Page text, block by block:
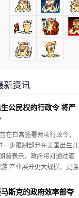
新资讯
公民权的行政令 将严
在白宫签署两项行政令，
一步限制部分在美国出生儿
普表示，政府将对通过酒
”产业展开更大规模、更强
斯克的政府效率部夸